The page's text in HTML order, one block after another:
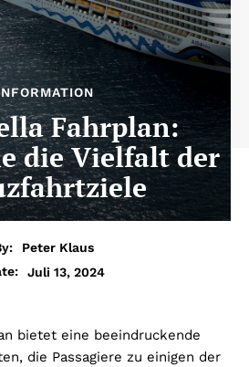
Fahrplan:
die Vielfalt der
Peter Klaus
Juli 13, 2024
bietet eine beeindruckende
die Passagiere zu einigen der